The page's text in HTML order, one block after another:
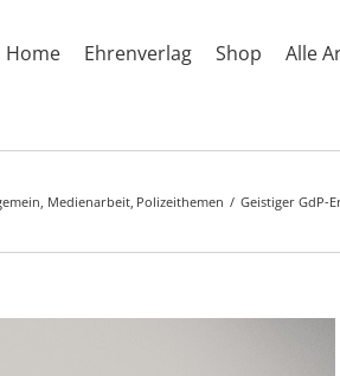
Home Ehrenverlag Shop Alle
Medienarbeit Polizeithemen Geistiger GdP-